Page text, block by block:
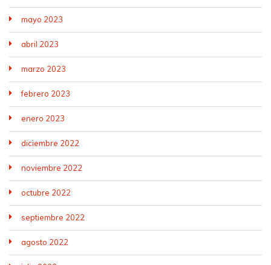
mayo 2023
abril 2023
marzo 2023
febrero 2023
enero 2023
diciembre 2022
noviembre 2022
octubre 2022
septiembre 2022
agosto 2022